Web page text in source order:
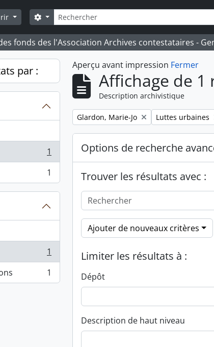
Rechercher
Search options
fonds des l'Association Archives contestataires -
par :
1
1
1
1
Aperçu avant impression Fermer
Affichage de 1
Description archivistique
Remove filter:
Glardon, Marie-Jo Remove filter:
Luttes urbaines
Options de recherche
Trouver les résultats avec :
Ajouter de nouveaux critères
Limiter les résultats à :
Dépôt
Description de haut niveau